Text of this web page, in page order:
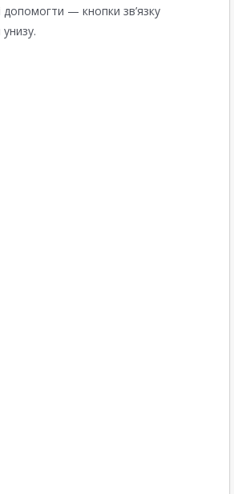
допомогти — кнопки зв’язку